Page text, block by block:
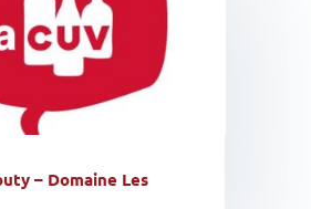
– Domaine Les